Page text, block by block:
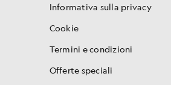
Informativa sulla privacy
Cookie
Termini e condizioni
Offerte speciali